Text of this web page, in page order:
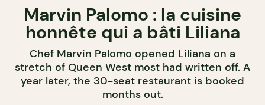
Marvin Palomo : la cuisine
honnête qui a bâti Liliana
Chef Marvin Palomo opened Liliana on a
stretch of Queen West most had written off. A
year later, the 30-seat restaurant is booked
months out.